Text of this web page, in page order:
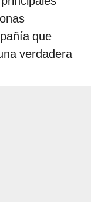
que
verdadera